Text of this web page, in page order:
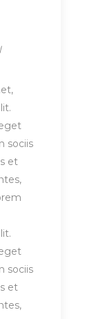
sociis
et
sociis
et